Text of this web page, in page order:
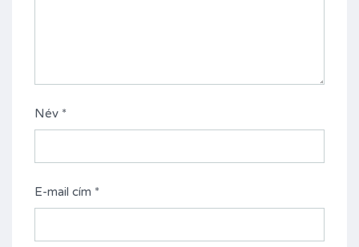
Név *
E-mail cím *